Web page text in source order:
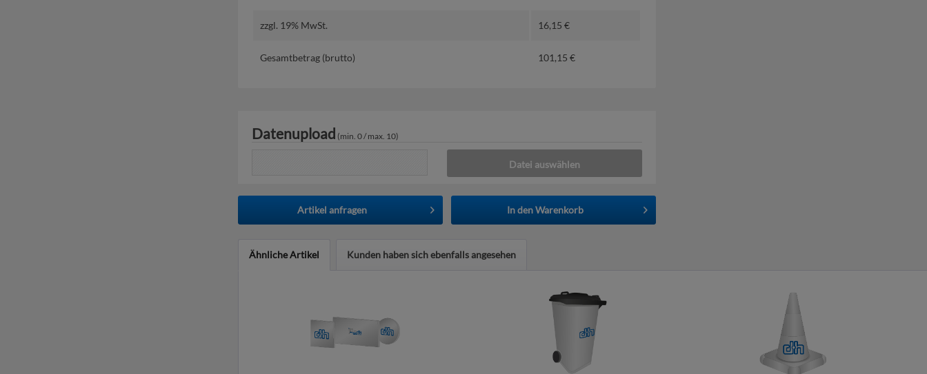
zzgl. 19% MwSt. 16,15 €
Gesamtbetrag (brutto) 101,15 €
Datenupload (min. 0 / max. 10)
Datei auswählen
Artikel anfragen In denWarenkorb
Ähnliche Artikel Kunden haben sich ebenfalls angesehen